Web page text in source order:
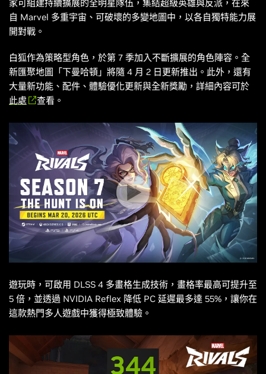
家可組建持續擴展的全明星隊伍，集結超級英雄與反派，在來
自 Marvel 多重宇宙、可破壞的多變地圖中，以各自獨特能力展
開對戰。
白狐作為策略型角色，於第 7 季加入不斷擴展的角色陣容。全
新匯聚地圖「下曼哈頓」將隨 4 月 2 日更新推出。此外，還有
大量新功能、配件、體驗優化更新與全新獎勵，詳細內容可於
此處
查看。
遊玩時，可啟用 DLSS 4 多畫格生成技術，畫格率最高可提升至
5 倍，並透過 NVIDIA Reflex 降低 PC 延遲最多達 55%，讓你在
這款熱門多人遊戲中獲得極致體驗。